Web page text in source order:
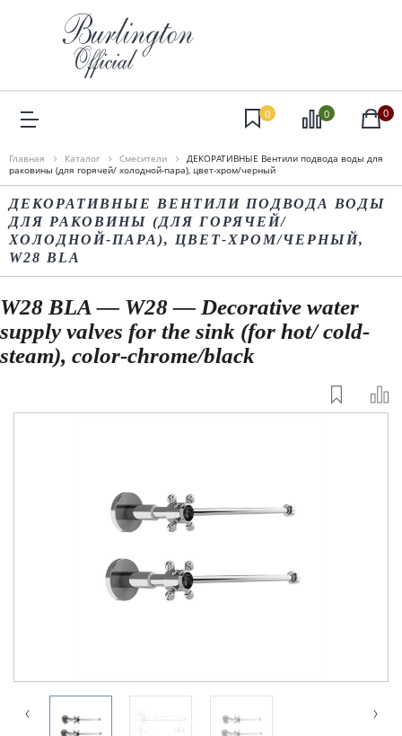
0 0 0
Главная Каталог Смесители
ДЕКОРАТИВНЫЕ Вентили подвода воды для
раковины (для горячей/ холодной-пара), цвет-хром/черный
ДЕКОРАТИВНЫЕ ВЕНТИЛИ ПОДВОДА ВОДЫ
ДЛЯ РАКОВИНЫ (ДЛЯ ГОРЯЧЕЙ/
ХОЛОДНОЙ-ПАРА), ЦВЕТ-ХРОМ/ЧЕРНЫЙ,
W28 BLA
W28 BLA — W28 — Decorative water
supply valves for the sink (for hot/ cold-
steam), color-chrome/black